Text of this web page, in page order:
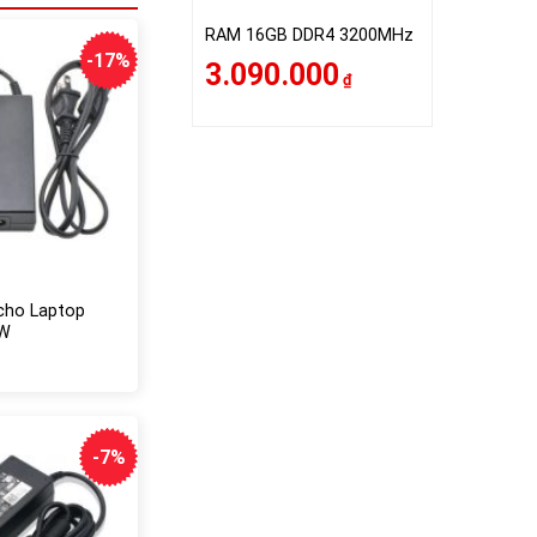
RAM 16GB DDR4 3200MHz
3.090.000 ₫
-17%
Laptop
-7%